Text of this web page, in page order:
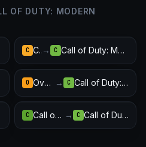
DUTY: MODERN
C CS2→ C Call of Duty: Modern Warfare III
O Overwatch 2 → C Call of Duty: Modern Warfare III
C Call of Duty: Warzone → C Call of Duty: Modern Warfare III